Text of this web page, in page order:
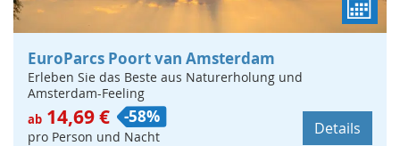
EuroParcs Poort van Amsterdam
Erleben Sie das Beste aus Naturerholung und
Amsterdam-Feeling
ab 14,69 € -58%
pro Person und Nacht Details